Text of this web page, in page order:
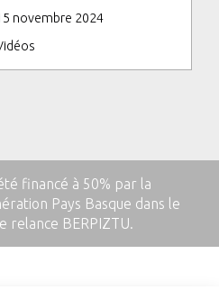
novembre 2024
financé à 50% par la
Pays Basque dans le
relance BERPIZTU.